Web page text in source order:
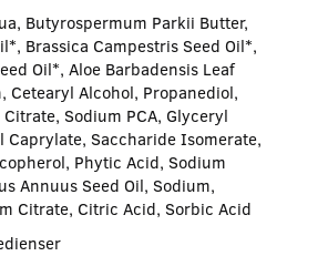
Butyrospermum Parkii Butter,
Brassica Campestris Seed Oil*,
Oil*, Aloe Barbadensis Leaf
Cetearyl Alcohol, Propanediol,
Sodium PCA, Glyceryl
Caprylate, Saccharide Isomerate,
Phytic Acid, Sodium
Annuus Seed Oil, Sodium,
Citrate, Citric Acid, Sorbic Acid